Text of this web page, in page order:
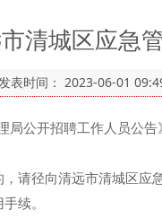
清城区应急
表时间： 2023-06-01
公开招聘工作人员公
请径向清远市清城区
续。